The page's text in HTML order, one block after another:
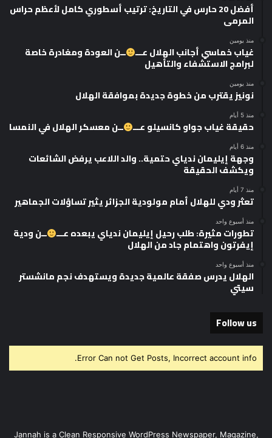
أفضل 20 حارس في التاريخ: ترتيب أسطوري كامل لأعظم حراس
المرمى
منذ يومين
غياب خماسي أجانب الهلال عـــ ــن العودة ومغادرة خاصة
لبرامج الاستشفاء والتأهيل
منذ يومين
نونيز يقترب من خطوة جديدة بموافقة الهلال
منذ 5 أيام
حقيقة غياب جواو كانسيلو عـــ ــن معسكر الهلال في النمسا
منذ 6 أيام
وجهة إيليمان ندياي حتمية.. والد اللاعب يرفض الشائعات
ويكشف الحقيقة
منذ 7 أيام
تعثر ودي للهلال أمام مولودية الجزائر يثير تساؤلات الجماهير
منذ أسبوع واحد
تطورات مثيرة: طلب رحيل إيليمان ندياي يبعده عـــ ــن ودية
إيفرتون واهتمام جاد من الهلال
منذ أسبوع واحد
الهلال يدرس صفقة عالمية جديدة ويستهدف نجم مانشستر
سيتي
Follow us
Error Can not Get Posts, Incorrect account info.
Jannah is a Clean Responsive WordPress Newspaper, Magazine,